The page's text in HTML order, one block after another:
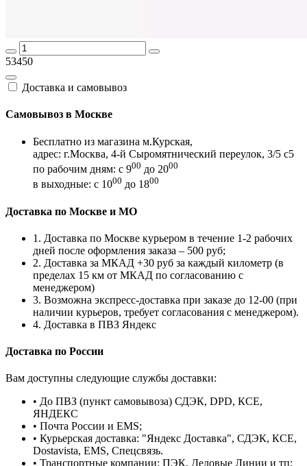
53450
Доставка и самовывоз
Самовывоз в Москве
Бесплатно из магазина м.Курская,
адрес: г.Москва, 4-й Сыромятнический переулок, 3/5 с5
по рабочим дням: с 900 до 2000
в выходные: с 1000 до 1800
Доставка по Москве и МО
1. Доставка по Москве курьером в течение 1-2 рабочих
дней после оформления заказа – 500 руб;
2. Доставка за МКАД +30 руб за каждый километр (в
пределах 15 км от МКАД по согласованию с
менеджером)
3. Возможна экспресс-доставка при заказе до 12-00 (при
наличии курьеров, требует согласования с менеджером).
4. Доставка в ПВЗ Яндекс
Доставка по России
Вам доступны следующие службы доставки:
• До ПВЗ (пункт самовывоза) СДЭК, DPD, КСЕ,
ЯНДЕКС
• Почта России и EMS;
• Курьерская доставка: "Яндекс Доставка", СДЭК, КСЕ,
Dostavista, EMS, Спецсвязь.
• Транспортные компании: ПЭК, Деловые Линии и тп;